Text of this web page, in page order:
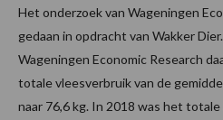
Het onderzoek van Wageningen
gedaan in opdracht van Wakker
Wageningen Economic Research
totale vleesverbruik van de
naar 76,6 kg. In 2018 was het